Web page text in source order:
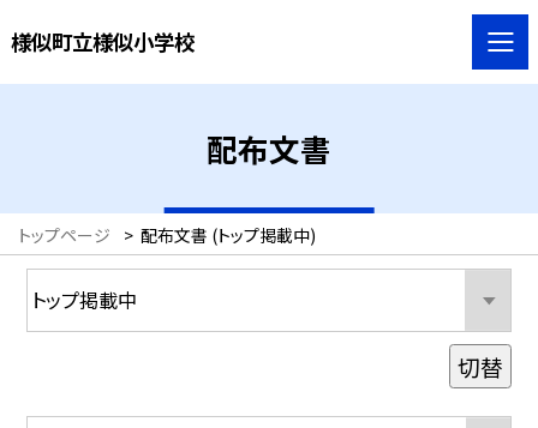
様似町立様似小学校
配布文書
トップページ > 配布文書 (トップ掲載中)
切替